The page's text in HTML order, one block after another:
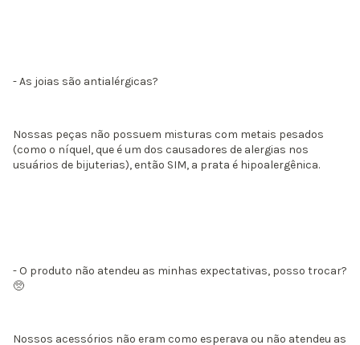
- As joias são antialérgicas?
Nossas peças não possuem misturas com metais pesados
(como o níquel, que é um dos causadores de alergias nos
usuários de bijuterias), então SIM, a prata é hipoalergênica.
- O produto não atendeu as minhas expectativas, posso trocar?
​🥺​
Nossos acessórios não eram como esperava ou não atendeu as